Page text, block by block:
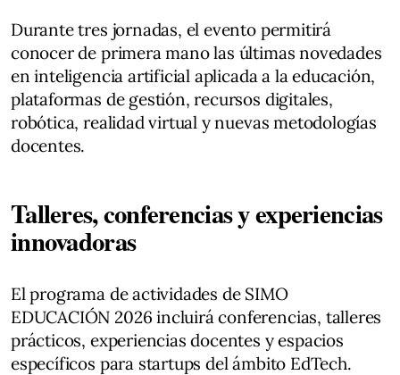
Durante tres jornadas, el evento permitirá
conocer de primera mano las últimas novedades
en inteligencia artificial aplicada a la educación,
plataformas de gestión, recursos digitales,
robótica, realidad virtual y nuevas metodologías
docentes.
Talleres, conferencias y experiencias
innovadoras
El programa de actividades de SIMO
EDUCACIÓN 2026 incluirá conferencias, talleres
prácticos, experiencias docentes y espacios
específicos para startups del ámbito EdTech.